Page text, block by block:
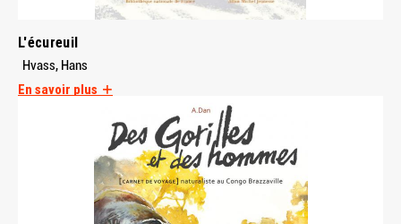
L'écureuil
Hvass, Hans
En savoir plus